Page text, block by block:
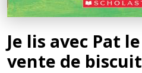
Je lis avec Pat
vente de